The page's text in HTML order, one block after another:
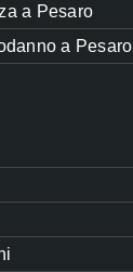
a Pesaro
a Pesaro